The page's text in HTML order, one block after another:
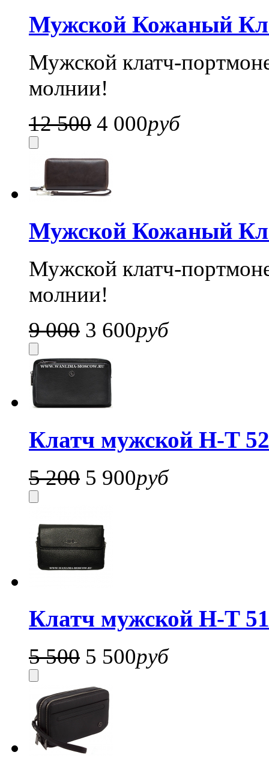
Мужской Кожаный
Мужской клатч-
молнии!
12 500 4 000руб
Мужской Кожаный
Мужской клатч-
молнии!
9 000 3 600руб
Клатч мужской H-T
5 200 5 900руб
Клатч мужской H-T
5 500 5 500руб